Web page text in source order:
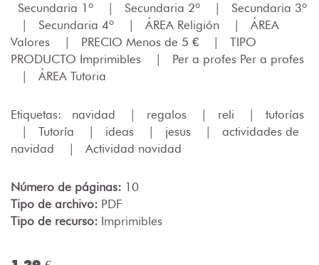
Secundaria 1º
Secundaria 2º
Secundaria 3º
Secundaria 4º ÁREA Religión
ÁREA
Valores
PRECIO Menos de 5 €
TIPO
PRODUCTO Imprimibles
Per a profes Per a profes
ÁREA Tutoria
Etiquetas: navidad regalos reli
tutorías
Tutoría ideas jesus
actividades de
navidad
Actividad navidad
Número de páginas: 10
Tipo de archivo: PDF
Tipo de recurso: Imprimibles